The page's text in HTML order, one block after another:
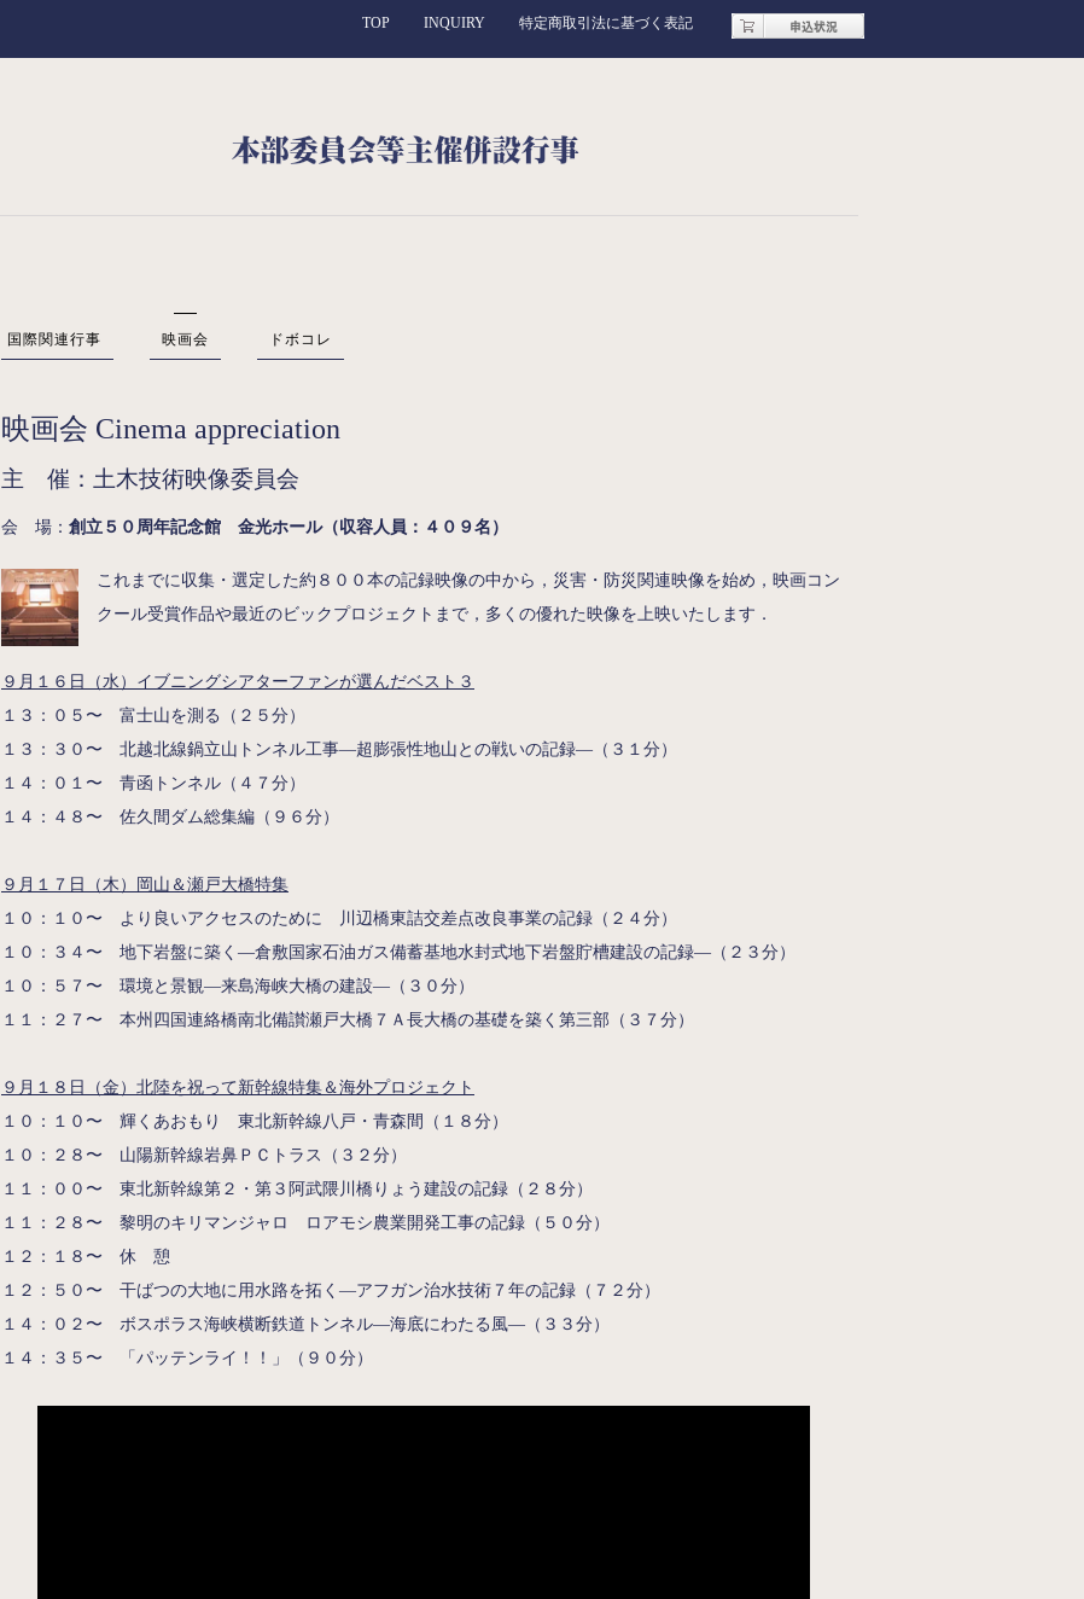
TOP INQUIRY 特定商取引法に基づく表記
国際関連行事 映画会 ドボコレ
映画会 Cinema appreciation
主 催：土木技術映像委員会
会 場： 創立５０周年記念館 金光ホール（収容人員：４０９名）
これまでに収集・選定した約８００本の記録映像の中から，災害・防災関連映像を始め，映画コン
クール受賞作品や最近のビックプロジェクトまで，多くの優れた映像を上映いたします．
９月１６日（水）イブニングシアターファンが選んだベスト３
１３：０５〜 富士山を測る（２５分）
１３：３０〜 北越北線鍋立山トンネル工事―超膨張性地山との戦いの記録―（３１分）
１４：０１〜 青函トンネル（４７分）
１４：４８〜 佐久間ダム総集編（９６分）
９月１７日（木）岡山＆瀬戸大橋特集
１０：１０〜 より良いアクセスのために 川辺橋東詰交差点改良事業の記録（２４分）
１０：３４〜 地下岩盤に築く―倉敷国家石油ガス備蓄基地水封式地下岩盤貯槽建設の記録―（２３分）
１０：５７〜 環境と景観―来島海峡大橋の建設―（３０分）
１１：２７〜 本州四国連絡橋南北備讃瀬戸大橋７Ａ長大橋の基礎を築く第三部（３７分）
９月１８日（金）北陸を祝って新幹線特集＆海外プロジェクト
１０：１０〜 輝くあおもり 東北新幹線八戸・青森間（１８分）
１０：２８〜 山陽新幹線岩鼻ＰＣトラス（３２分）
１１：００〜 東北新幹線第２・第３阿武隈川橋りょう建設の記録（２８分）
１１：２８〜 黎明のキリマンジャロ ロアモシ農業開発工事の記録（５０分）
１２：１８〜 休 憩
１２：５０〜 干ばつの大地に用水路を拓く―アフガン治水技術７年の記録（７２分）
１４：０２〜 ボスポラス海峡横断鉄道トンネル―海底にわたる風―（３３分）
１４：３５〜 「パッテンライ！！」（９０分）